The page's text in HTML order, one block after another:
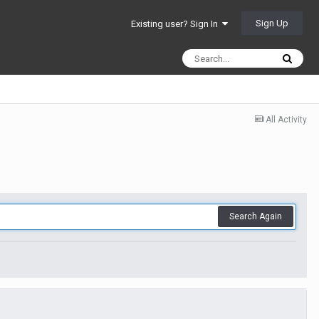
Existing user? Sign In Sign Up
All Activity
Search Again